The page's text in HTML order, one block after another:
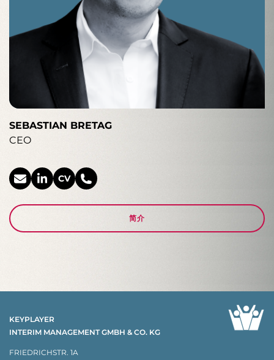
SEBASTIAN BRETAG
CEO
CV
简介
KEYPLAYER
INTERIM MANAGEMENT GMBH & CO. KG
FRIEDRICHSTR. 1A